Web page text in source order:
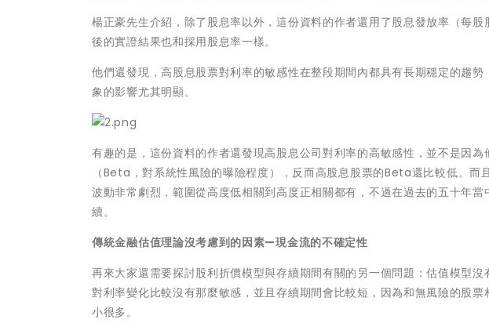
楊正豪先生介紹，除了股息率以外，這份資料的作者還用了股息發放率（每
後的實證結果也和採用股息率一樣。
他們還發現，高股息股票對利率的敏感性在整段期間內都具有長期穩定的趨
象的影響尤其明顯。
有趣的是，這份資料的作者還發現高股息公司對利率的高敏感性，並不是因
（Beta，對系統性風險的曝險程度），反而高股息股票的Beta還比較低。
波動非常劇烈，範圍從高度低相關到高度正相關都有，不過在過去的五十年
續。
傳統金融估值理論沒考慮到的因素—現金流的不確定性
再來大家還需要探討股利折價模型與存續期間有關的另一個問題：估值模型
對利率變化比較沒有那麼敏感，並且存續期間會比較短，因為和無風險的股
小很多。